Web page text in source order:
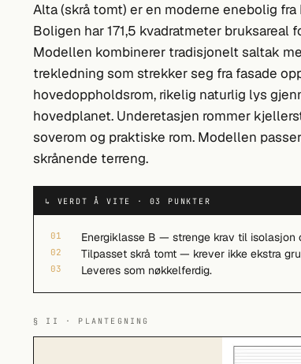
Alta (skrå tomt) er en moderne enebolig
Boligen har 171,5 kvadratmeter
Modellen kombinerer tradisjonelt saltak
trekledning som strekker seg fra fasade
hovedoppholdsrom, rikelig naturlig lys
hovedplanet. Underetasjen rommer
soverom og praktiske rom. Modellen
skrånende terreng.
↳ VERDT Å VITE · 03 PUNKTER
01 Energiklasse B — strenge krav til isolasjon
02 Tilpasset skrå tomt — krever ikke ekstra
03 Leveres som nøkkelferdig.
§ II · PLANTEGNING